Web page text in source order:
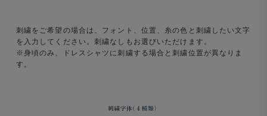
刺繍をご希望の場合は、フォント、位置、糸の色と刺繍したい文字
を入力してください。刺繍なしもお選びいただけます。
※身頃のみ、ドレスシャツに刺繍する場合と刺繍位置が異なりま
す。